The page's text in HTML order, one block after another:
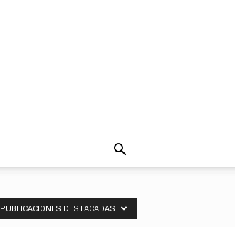
PUBLICACIONES DESTACADAS